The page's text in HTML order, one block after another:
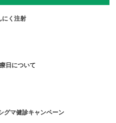
にく注射
日について
グマ健診キャンペーン